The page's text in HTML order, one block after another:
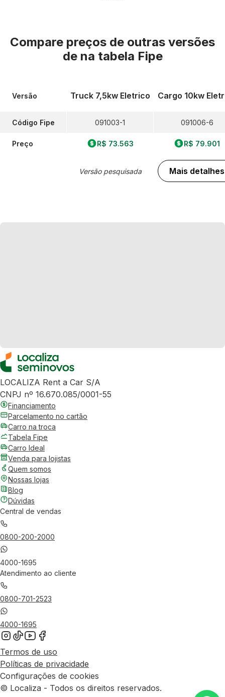
Compare preços de outras versões
de na tabela Fipe
Versão
Código Fipe
Preço
Truck 7,5kw Eletrico
091003-1
R$ 73.563
Versão pesquisada
Cargo 10kw
091006-6
R$ 79.901
Mais detalhes
LOCALIZA Rent a Car S/A
CNPJ nº 16.670.085/0001-55
Financiamento
Parcelamento no cartão
Carro na troca
Tabela Fipe
Carro Ideal
Venda para lojistas
Quem somos
Nossas lojas
Blog
Dúvidas
Central de vendas
0800-200-2000
4000-1695
Atendimento ao cliente
0800-701-2523
4000-1695
Termos de uso
Políticas de privacidade
Configurações de cookies
© Localiza - Todos os direitos reservados.